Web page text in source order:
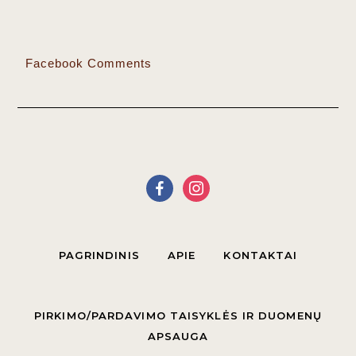
Facebook Comments
PAGRINDINIS APIE KONTAKTAI
PIRKIMO/PARDAVIMO TAISYKLĖS IR DUOMENŲ
APSAUGA